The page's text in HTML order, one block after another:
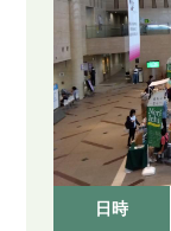
日時